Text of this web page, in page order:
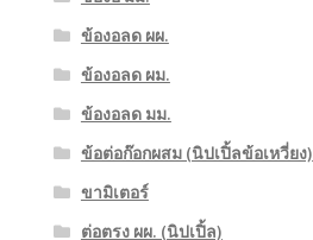
ข้องอลด ผผ.
ข้องอลด ผม.
ข้องอลด มม.
ข้อต่อก๊อกผสม (นิปเปิ้ลข้อเหวี่ยง)
ขามิเตอร์
ต่อตรง ผผ. (นิปเปิ้ล)